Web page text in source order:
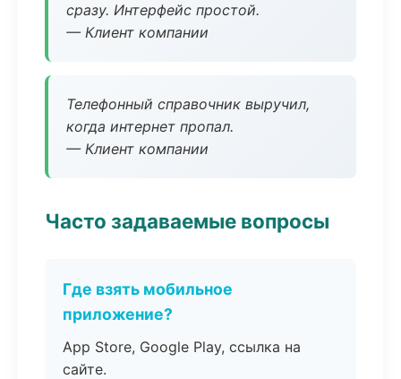
сразу. Интерфейс простой.
— Клиент компании
Телефонный справочник выручил,
когда интернет пропал.
— Клиент компании
Часто задаваемые вопросы
Где взять мобильное
приложение?
App Store, Google Play, ссылка на
сайте.